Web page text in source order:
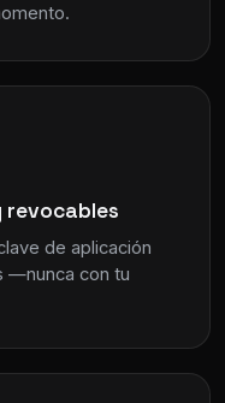
revocables
de aplicación
—nunca con tu